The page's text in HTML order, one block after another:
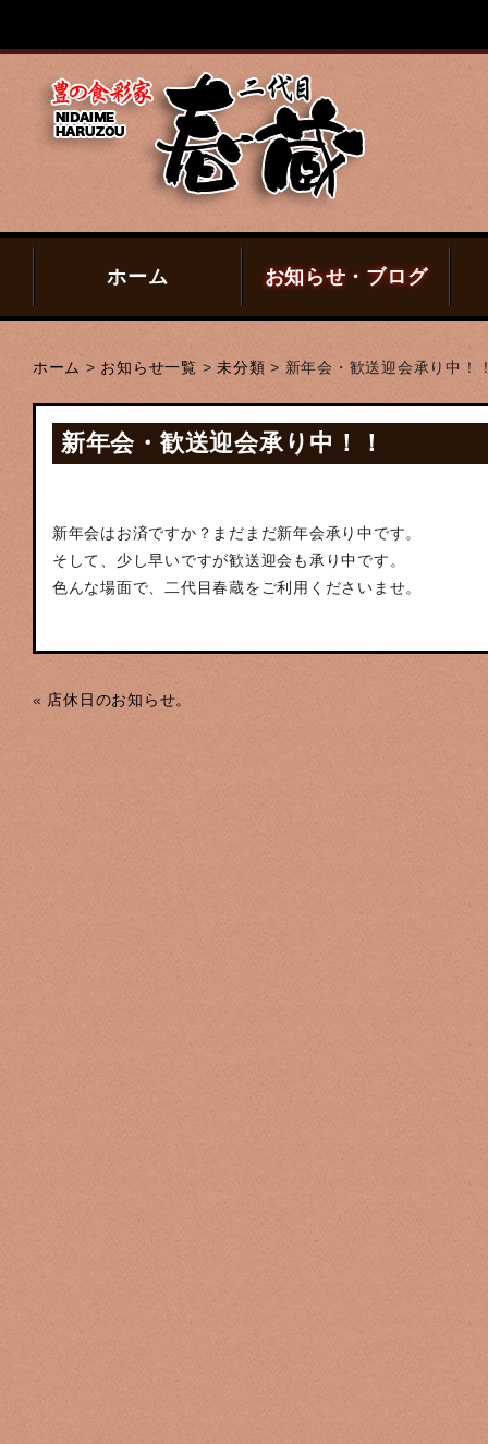
ホーム お知らせ・ブログ
ホーム > お知らせ一覧 >未分類 > 新年会・歓送迎会承り中！
新年会・歓送迎会承り中！！
新年会はお済ですか？まだまだ新年会承り中です。
そして、少し早いですが歓送迎会も承り中です。
色んな場面で、二代目春蔵をご利用くださいませ。
« 店休日のお知らせ。